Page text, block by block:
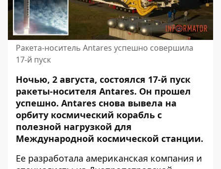
Ракета-носитель Antares успешно совершила
17-й пуск
Ночью, 2 августа, состоялся 17-й пуск
ракеты-носителя Antares. Он прошел
успешно. Antares снова вывела на
орбиту космический корабль с
полезной нагрузкой для
Международной космической станции.
Ее разработала американская компания и